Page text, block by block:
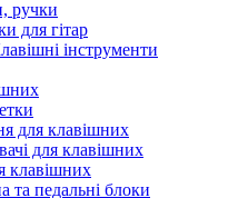
ручки
для гітар
інструменти
для клавішних
для клавішних
клавішних
та педальні блоки